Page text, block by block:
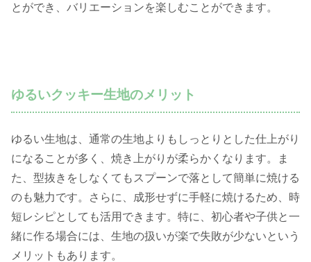
とができ、バリエーションを楽しむことができます。
ゆるいクッキー生地のメリット
ゆるい生地は、通常の生地よりもしっとりとした仕上がり
になることが多く、焼き上がりが柔らかくなります。ま
た、型抜きをしなくてもスプーンで落として簡単に焼ける
のも魅力です。さらに、成形せずに手軽に焼けるため、時
短レシピとしても活用できます。特に、初心者や子供と一
緒に作る場合には、生地の扱いが楽で失敗が少ないという
メリットもあります。